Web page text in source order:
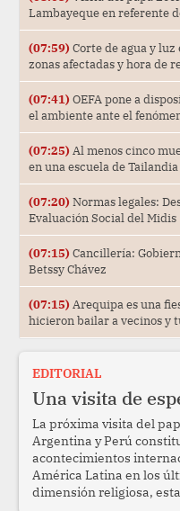
Lambayeque en referente
(07:59) Corte de agua y luz
zonas afectadas y hora de
(07:41) OEFA pone a
el ambiente ante el
(07:25) Al menos cinco
en una escuela de Tailandia
(07:20) Normas legales:
Evaluación Social del Midis
(07:15) Cancillería:
Betssy Chávez
(07:15) Arequipa es una
hicieron bailar a vecinos y
EDITORIAL
Una visita de
La próxima visita del
Argentina y Perú
acontecimientos
América Latina en los
dimensión religiosa,